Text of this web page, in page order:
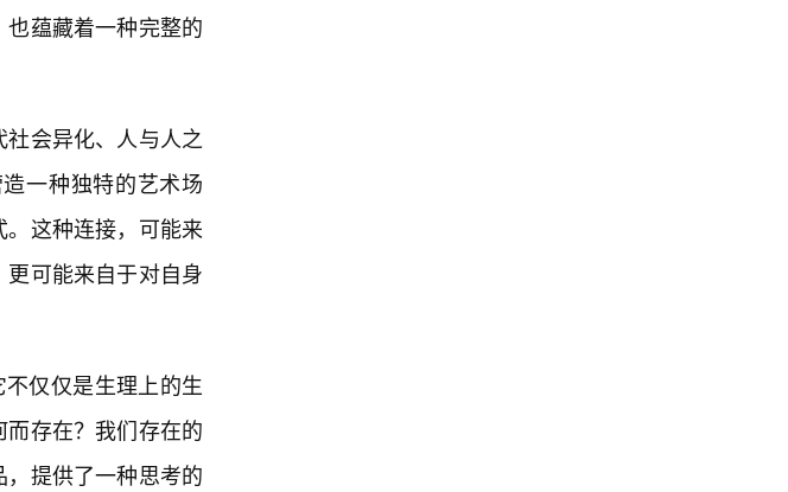
蕴藏着一种完整的
会异化、人与人之
一种独特的艺术场
这种连接，可能来
可能来自于对自身
仅仅是生理上的生
存在？我们存在的
提供了一种思考的